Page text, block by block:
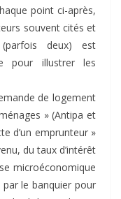
point ci-après,
souvent cités et
deux) est
pour illustrer les
de logement
» (Antipa et
d’un emprunteur »
du taux d’intérêt
microéconomique
le banquier pour